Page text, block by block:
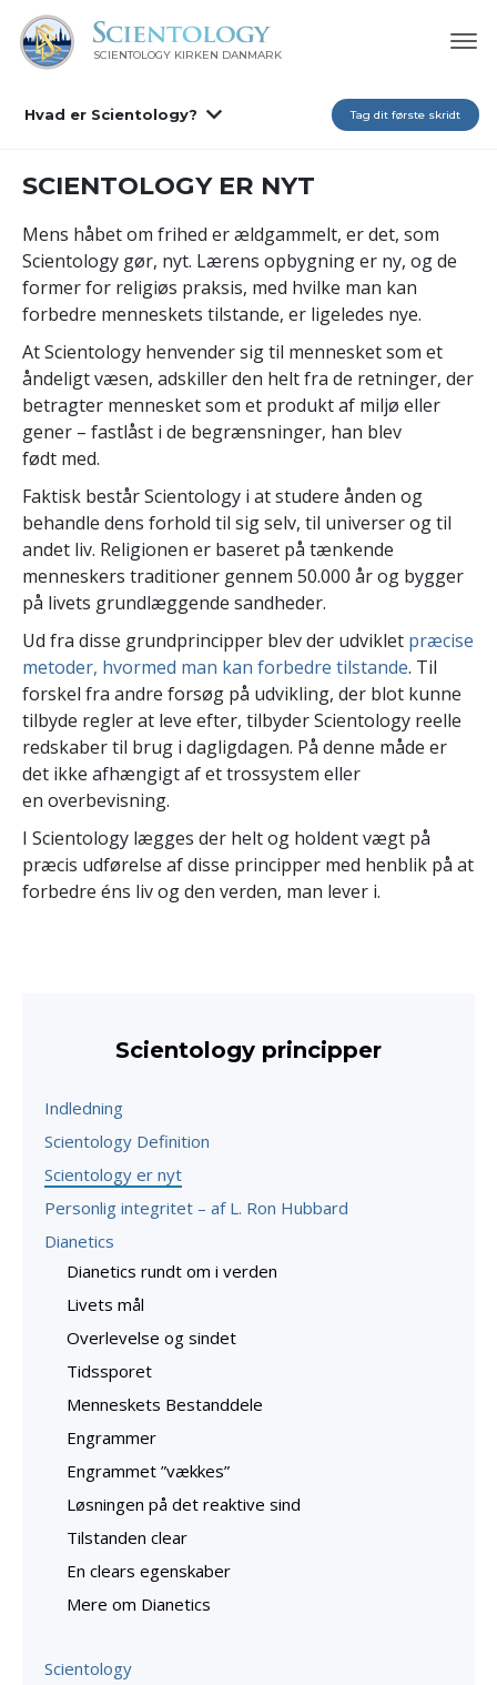
SCIENTOLOGY KIRKEN DANMARK
Hvad er Scientology? Tag dit første skridt
SCIENTOLOGY ER NYT
Mens håbet om frihed er ældgammelt, er det, som
Scientology gør, nyt. Lærens opbygning er ny, og de
former for religiøs praksis, med hvilke man kan
forbedre menneskets tilstande, er ligeledes nye.
At Scientology henvender sig til mennesket som et
åndeligt væsen, adskiller den helt fra de retninger, der
betragter mennesket som et produkt af miljø eller
gener – fastlåst i de begrænsninger, han blev
født med.
Faktisk består Scientology i at studere ånden og
behandle dens forhold til sig selv, til universer og til
andet liv. Religionen er baseret på tænkende
menneskers traditioner gennem 50.000 år og bygger
på livets grundlæggende sandheder.
Ud fra disse grundprincipper blev der udviklet præcise
metoder, hvormed man kan forbedre tilstande. Til
forskel fra andre forsøg på udvikling, der blot kunne
tilbyde regler at leve efter, tilbyder Scientology reelle
redskaber til brug i dagligdagen. På denne måde er
det ikke afhængigt af et trossystem eller
en overbevisning.
I Scientology lægges der helt og holdent vægt på
præcis udførelse af disse principper med henblik på at
forbedre éns liv og den verden, man lever i.
Scientology principper
Indledning
Scientology Definition
Scientology er nyt
Personlig integritet – af L. Ron Hubbard
Dianetics
Dianetics rundt om i verden
Livets mål
Overlevelse og sindet
Tidssporet
Menneskets Bestanddele
Engrammer
Engrammet ”vækkes”
Løsningen på det reaktive sind
Tilstanden clear
En clears egenskaber
Mere om Dianetics
Scientology